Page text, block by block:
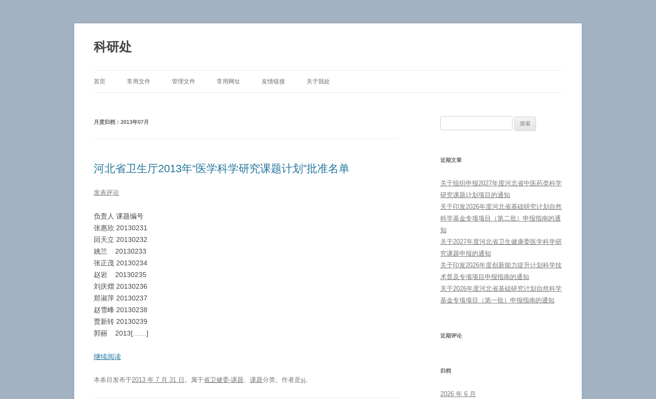
正
文
科研处
首页 常用文件 管理文件 常用网址 友情链接 关于我处
月度归档： 2013年07月
河北省卫生厅2013年“医学科学研究课题计划”批准名单
发表评论
负责人 课题编号
张惠欣 20130231
回天立 20130232
姚兰 20130233
张正茂 20130234
赵岩 20130235
刘庆熠 20130236
郑淑萍 20130237
赵雪峰 20130238
贾新转 20130239
郭丽 2013[……]
继续阅读
本条目发布于2013 年 7 月 31 日 。属于省卫健委-课题、 课题分类。 作者是sj。
近期文章
关于组织申报2027年度河北省中医药类科学
研究课题计划项目的通知
关于印发2026年度河北省基础研究计划自然
科学基金专项项目（第二批）申报指南的通
知
关于2027年度河北省卫生健康委医学科学研
究课题申报的通知
关于印发2026年度创新能力提升计划科学技
术普及专项项目申报指南的通知
关于2026年度河北省基础研究计划自然科学
基金专项项目（第一批）申报指南的通知
近期评论
归档
2026 年 6 月